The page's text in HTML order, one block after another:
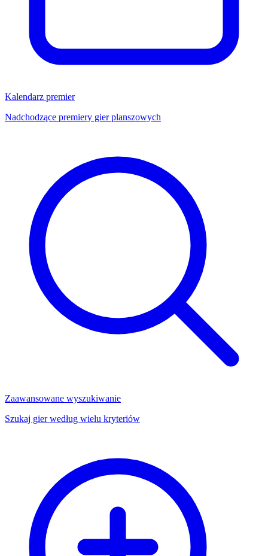
Kalendarz premier
Nadchodzące premiery gier planszowych
Zaawansowane wyszukiwanie
Szukaj gier według wielu kryteriów